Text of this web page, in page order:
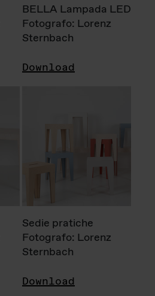
BELLA Lampada LED
Fotografo: Lorenz
Sternbach
Download
Sedie pratiche
Fotografo: Lorenz
Sternbach
Download